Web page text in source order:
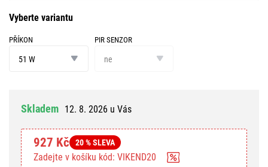
Vyberte variantu
PŘÍKON
51 W
PIR SENZOR
senzor
ne
Skladem 12. 8. 2026 u Vás
927 Kč 20 % SLEVA
Zadejte v košíku kód: VIKEND20